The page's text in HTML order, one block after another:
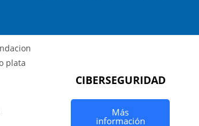
CIBERSEGURIDAD
Más
información